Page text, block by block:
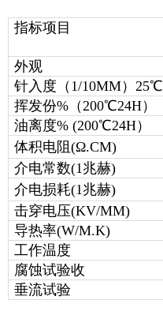
指标项目
外观
针入度（1/10MM）25℃
挥发份%（200℃24H）
油离度% (200℃24H）
体积电阻(Ω.CM)
介电常数(1兆赫)
介电损耗(1兆赫)
击穿电压(KV/MM)
导热率(W/M.K)
工作温度
腐蚀试验收
垂流试验